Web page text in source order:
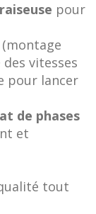
pour
(montage
vitesses
pour lancer
de phases
et
tout